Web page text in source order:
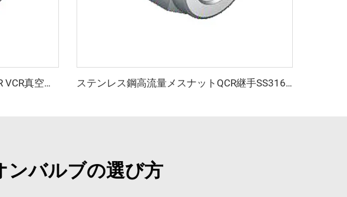
高純度メスナットステンレス鋼QCR VCR真空継手SS316Lメスナットリークテストポート付きBA/EP ステンレス鋼高流量メスナットQCR継手SS316L VCR真空高純度継手BA/EPリークテストポート
ンバルブの選び方